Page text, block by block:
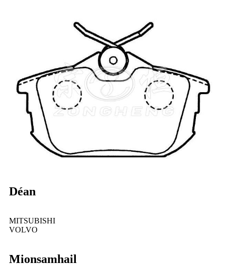
Déan
MITSUBISHI
VOLVO
Mionsamhail